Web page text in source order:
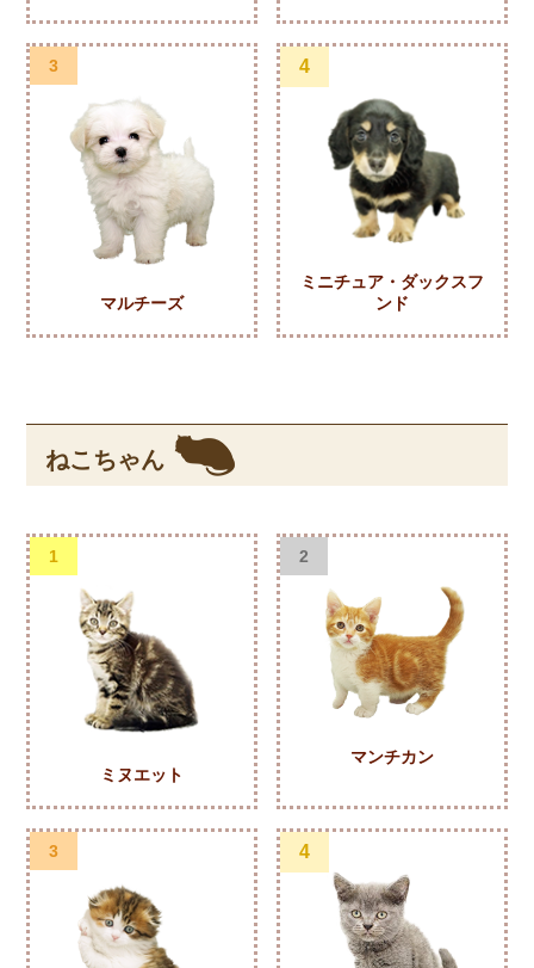
3
マルチーズ
4
ミニチュア・ダックスフ
ンド
ねこちゃん
1
ミヌエット
2
マンチカン
3 4